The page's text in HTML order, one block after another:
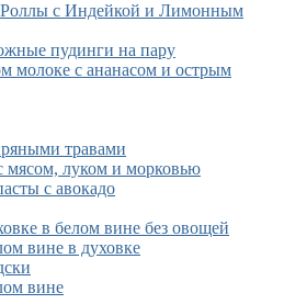
с Индейкой и Лимонным
пудинги на пару
молоке с ананасом и острым
травами
мясом, луком и морковью
с авокадо
в белом вине без овощей
вине в духовке
вине